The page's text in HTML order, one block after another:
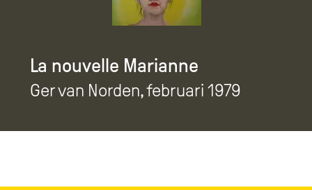
La nouvelle Marianne
Ger van Norden, februari 1979